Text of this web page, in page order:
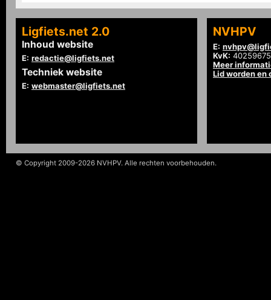
Ligfiets.net 2.0
Inhoud website
E: redactie@ligfiets.net
Techniek website
E: webmaster@ligfiets.net
NVHPV
E:
KvK: 40259675
Meer
Lid worden en
© Copyright 2009-2026 NVHPV. Alle rechten voorbehouden.